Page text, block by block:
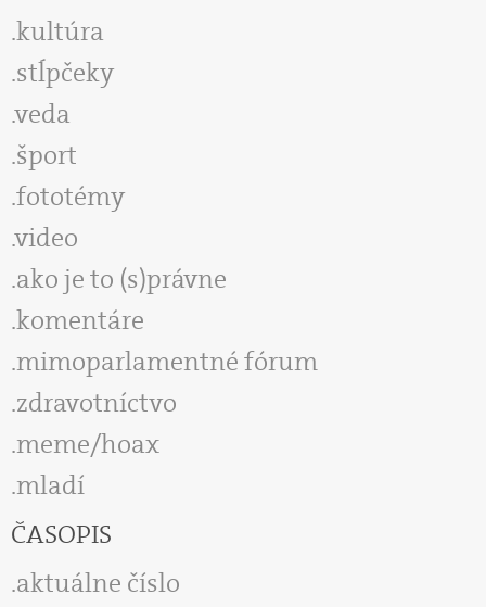
kultúra
stĺpčeky
veda
šport
fototémy
video
ako je to (s)právne
komentáre
mimoparlamentné fórum
zdravotníctvo
meme/hoax
mladí
ČASOPIS
aktuálne číslo